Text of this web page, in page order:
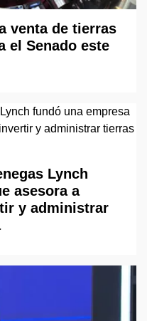
venta de tierras
el Senado este
Lynch
asesora a
y administrar